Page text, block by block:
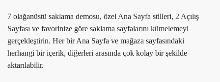
7 olağanüstü saklama demosu, özel Ana Sayfa stilleri, 2 Açılış
Sayfası ve favorinize göre saklama sayfalarını kümelemeyi
gerçekleştirin. Her bir Ana Sayfa ve mağaza sayfasındaki
herhangi bir içerik, diğerleri arasında çok kolay bir şekilde
aktarılabilir.